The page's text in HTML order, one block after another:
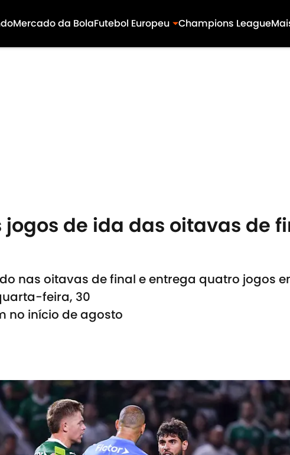
Mercado da BolaFutebol Europeu Champions League
de ida das oitavas de
nas oitavas de final e entrega quatro jogos
feira, 30
no início de agosto